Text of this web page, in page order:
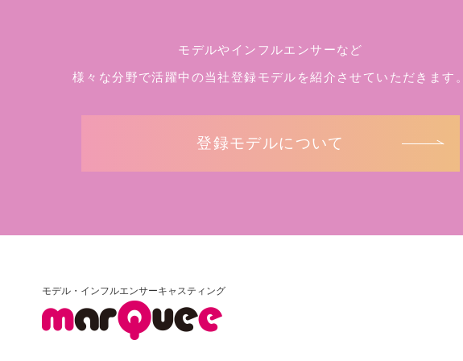
モデルやインフルエンサーなど
様々な分野で活躍中の当社登録モデルを紹介させていただきます。
登録モデルについて
モデル・インフルエンサーキャスティング